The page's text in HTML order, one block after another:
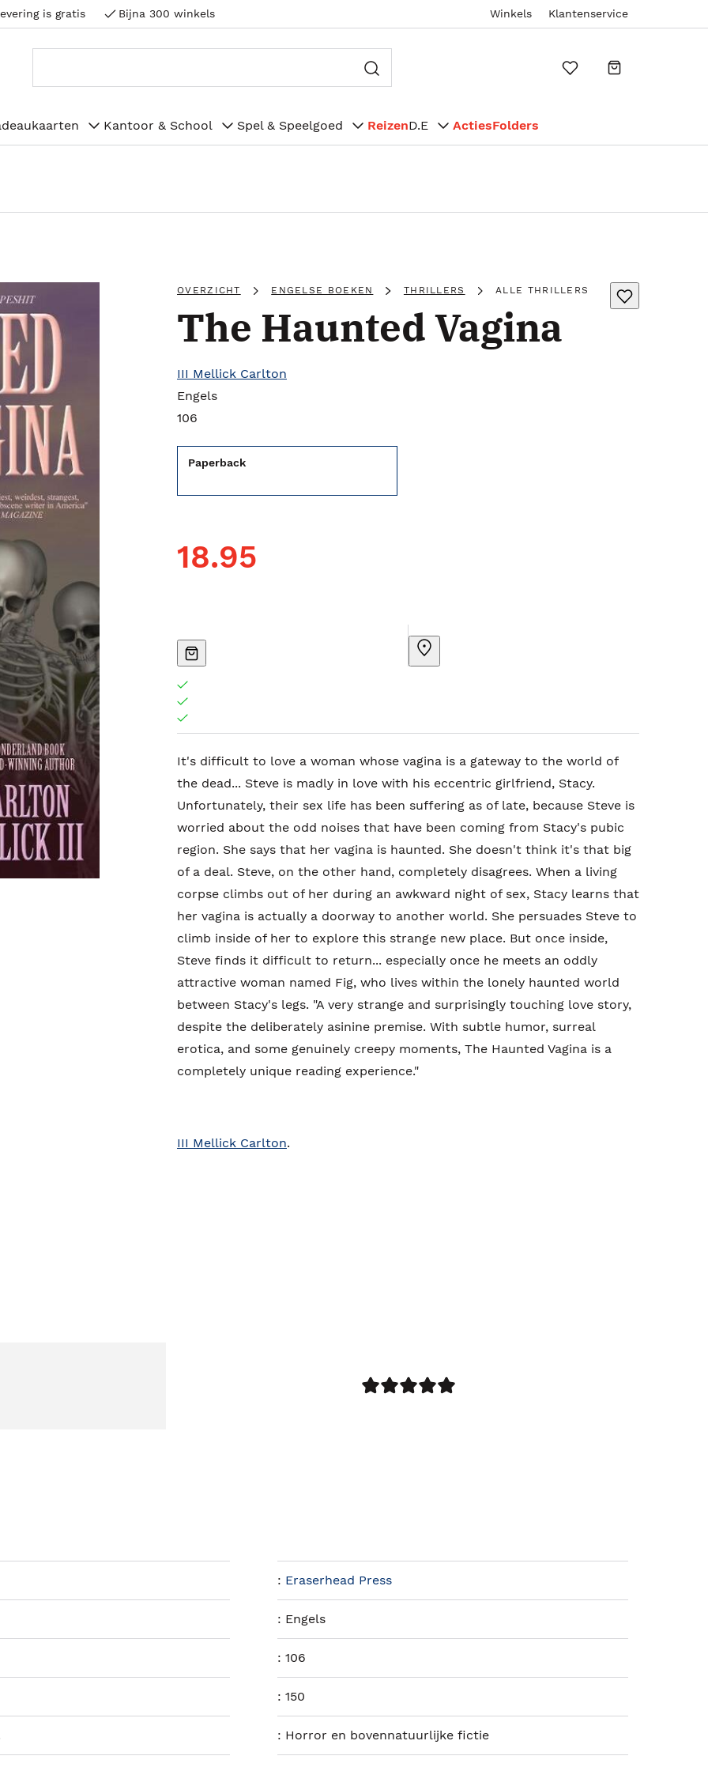
is gratis Bijna 300 winkels Winkels Klantenservice
Kantoor & School Spel & Speelgoed ReizenD.E ActiesFolders
OVERZICHT ENGELSE BOEKEN THRILLERS ALLE THRILLERS
The Haunted Vagina
III Mellick Carlton
Engels
106
Paperback
18.95
It's difficult to love a woman whose vagina is a gateway to the world of
the dead... Steve is madly in love with his eccentric girlfriend, Stacy.
Unfortunately, their sex life has been suffering as of late, because Steve is
worried about the odd noises that have been coming from Stacy's pubic
region. She says that her vagina is haunted. She doesn't think it's that big
of a deal. Steve, on the other hand, completely disagrees. When a living
corpse climbs out of her during an awkward night of sex, Stacy learns that
her vagina is actually a doorway to another world. She persuades Steve to
climb inside of her to explore this strange new place. But once inside,
Steve finds it difficult to return... especially once he meets an oddly
attractive woman named Fig, who lives within the lonely haunted world
between Stacy's legs. "A very strange and surprisingly touching love story,
despite the deliberately asinine premise. With subtle humor, surreal
erotica, and some genuinely creepy moments, The Haunted Vagina is a
completely unique reading experience."
III Mellick Carlton.
: Eraserhead Press
: Engels
:106
:150
: Horror en bovennatuurlijke fictie